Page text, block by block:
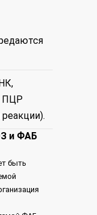
ПЦР
и ФАБ
быть